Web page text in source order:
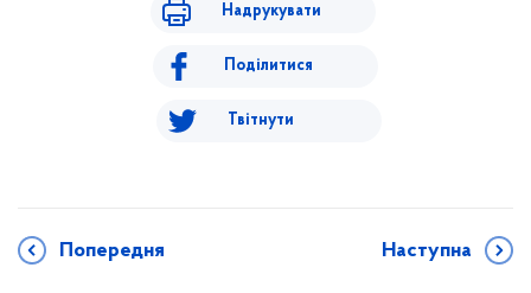
Надрукувати
Поділитися
Твітнути
Попередня Наступна